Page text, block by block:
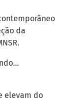
da
elevam do